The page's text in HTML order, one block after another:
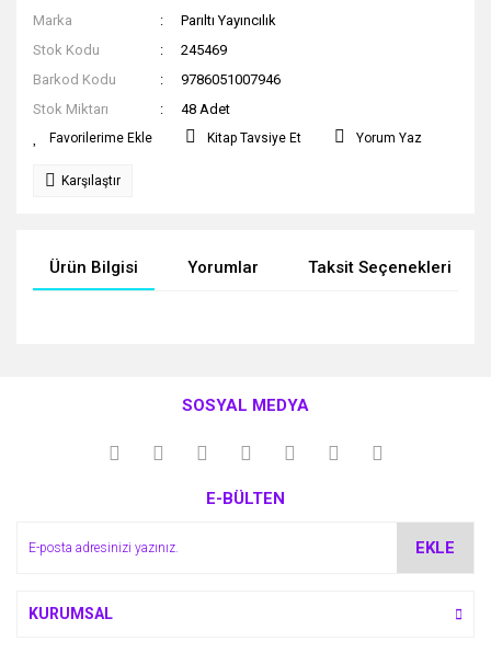
Marka
Parıltı Yayıncılık
Stok Kodu
245469
Barkod Kodu
9786051007946
Stok Miktarı
48 Adet
Kitap Tavsiye Et Yorum Yaz
Karşılaştır
Ürün Bilgisi Yorumlar Taksit Seçenekleri
kullanarak tarafımıza iletebilirsiniz.
Görüş ve önerileriniz için teşekkür ederiz.
Ürün açıklamasında eksik bilgiler bulunuyor.
SOSYAL MEDYA
E-BÜLTEN
EKLE
KURUMSAL